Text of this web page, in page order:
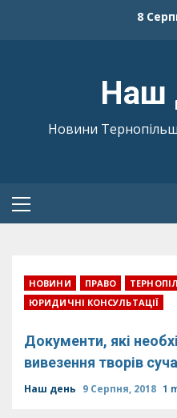
8
Наш
Новини
Primary
НОВИНИ ПРАВО
ЮРИДИЧНІ КОНСУЛЬТАЦІЇ
Документи, які
вивезення творів
Наш день 9 Серпня, 2018 1